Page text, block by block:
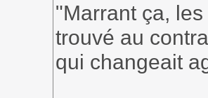
"Marrant ça,
trouvé au
qui changeait